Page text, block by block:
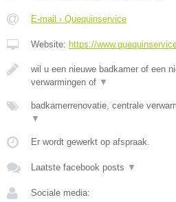
E-mail › Quequinservice
Website: https://
wil u een nieuwe badkamer of een
verwarmingen of ▼
badkamerrenovatie, centrale
▼
Er wordt gewerkt op afspraak.
Laatste facebook posts ▼
Sociale media: